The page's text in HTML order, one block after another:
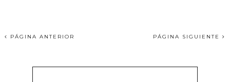
PÁGINA ANTERIOR PÁGINA SIGUIENTE